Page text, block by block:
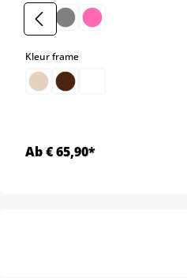
Kleur frameselect
Ab € 65,90*